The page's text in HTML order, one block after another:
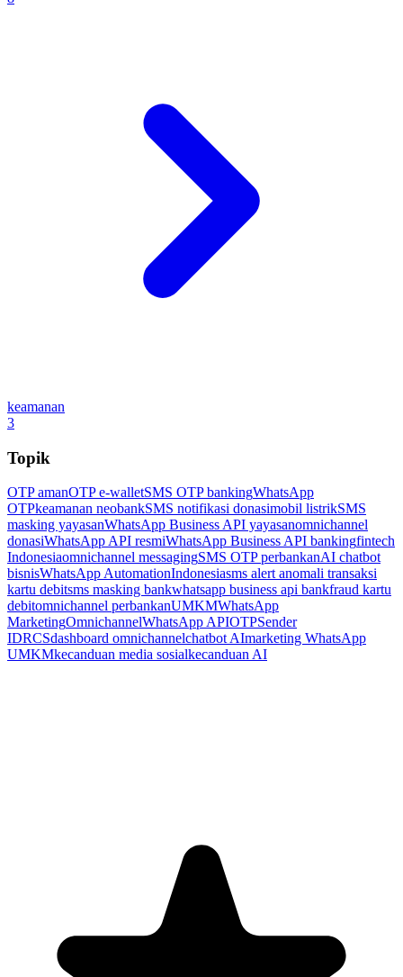
keamanan
3
Topik
OTP amanOTP e-walletSMS OTP bankingWhatsApp
OTPkeamanan neobankSMS notifikasi donasimobil listrikSMS
masking yayasanWhatsApp Business API yayasanomnichannel
donasiWhatsApp API resmiWhatsApp Business API bankingfintech
Indonesiaomnichannel messagingSMS OTP perbankanAI chatbot
bisnisWhatsApp AutomationIndonesiasms alert anomali transaksi
kartu debitsms masking bankwhatsapp business api bankfraud kartu
debitomnichannel perbankanUMKMWhatsApp
MarketingOmnichannelWhatsApp APIOTPSender
IDRCSdashboard omnichannelchatbot AImarketing WhatsApp
UMKMkecanduan media sosialkecanduan AI